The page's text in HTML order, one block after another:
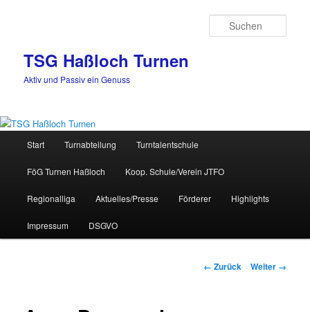
TSG Haßloch Turnen
Aktiv und Passiv ein Genuss
Start Turnabteilung Turntalentschule
FöG Turnen Haßloch Koop. Schule/Verein JTFO
Regionalliga Aktuelles/Presse Förderer Highlights
Impressum DSGVO
Bilder-
← Zurück Weiter →